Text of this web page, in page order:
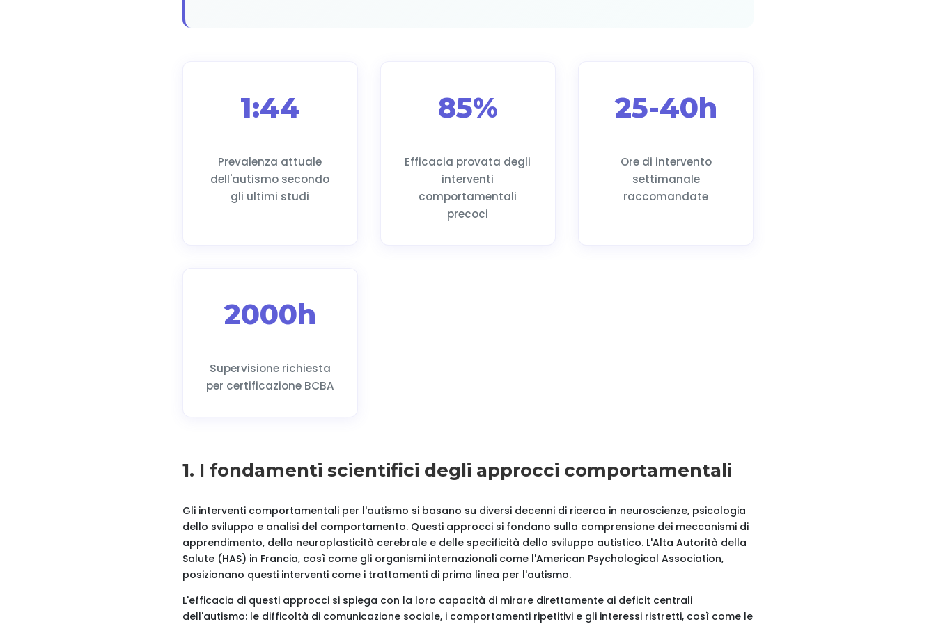
1:44
Prevalenza attuale
dell'autismo secondo
gli ultimi studi
85%
Efficacia provata degli
interventi
comportamentali
precoci
25-40h
Ore di intervento
settimanale
raccomandate
2000h
Supervisione richiesta
per certificazione BCBA
1. I fondamenti scientifici degli approcci comportamentali
Gli interventi comportamentali per l'autismo si basano su diversi decenni di ricerca in neuroscienze, psicologia
dello sviluppo e analisi del comportamento. Questi approcci si fondano sulla comprensione dei meccanismi di
apprendimento, della neuroplasticità cerebrale e delle specificità dello sviluppo autistico. L'Alta Autorità della
Salute (HAS) in Francia, così come gli organismi internazionali come l'American Psychological Association,
posizionano questi interventi come i trattamenti di prima linea per l'autismo.
L'efficacia di questi approcci si spiega con la loro capacità di mirare direttamente ai deficit centrali
dell'autismo: le difficoltà di comunicazione sociale, i comportamenti ripetitivi e gli interessi ristretti, così come le